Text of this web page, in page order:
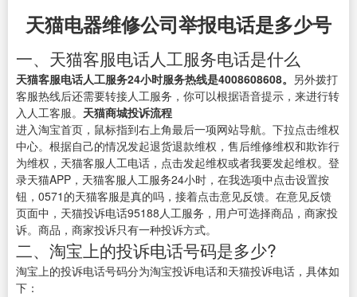
天猫电器维修公司举报电话是多少号
一、天猫客服电话人工服务电话是什么
天猫客服电话人工服务24小时服务热线是4008608608。 另外拨打
客服热线后还需要转接人工服务，你可以根据语音提示，来进行转
入人工客服。 天猫商城投诉流程
进入淘宝首页，鼠标指到右上角最后一项网站导航。下拉点击维权
中心。根据自己的情况发起退货退款维权，售后维修维权和欺诈行
为维权，天猫客服人工电话，点击发起维权或者我要发起维权。登
录天猫APP，天猫客服人工服务24小时，在我选项中点击设置按
钮，0571的天猫客服是真的吗，接着点击意见反馈。在意见反馈
页面中，天猫投诉电话95188人工服务，用户可选择商品，商家投
诉。商品，商家投诉只有一种投诉方式。
二、淘宝上的投诉电话号码是多少?
淘宝上的投诉电话号码分为淘宝投诉电话和天猫投诉电话，具体如
下：